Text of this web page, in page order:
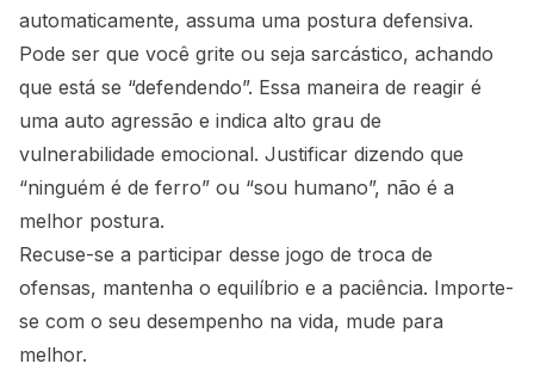
automaticamente, assuma uma postura defensiva.
Pode ser que você grite ou seja sarcástico, achando
que está se “defendendo”. Essa maneira de reagir é
uma auto agressão e indica alto grau de
vulnerabilidade emocional. Justificar dizendo que
“ninguém é de ferro” ou “sou humano”, não é a
melhor postura.
Recuse-se a participar desse jogo de troca de
ofensas, mantenha o equilíbrio e a paciência. Importe-
se com o seu desempenho na vida, mude para
melhor.